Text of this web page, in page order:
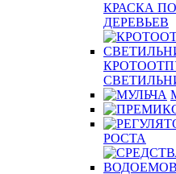
КРАСКА
ДЕРЕВЬЕВ
РОСТА